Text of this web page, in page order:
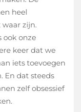
heel
zijn.
ook onze
keer dat we
iets toevoegen
En dat steeds
zelf obsessief